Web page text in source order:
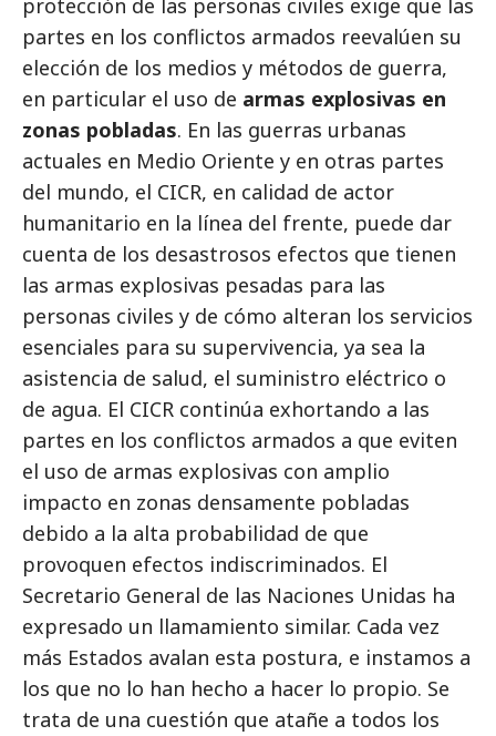
protección de las personas civiles exige que las
partes en los conflictos armados reevalúen su
elección de los medios y métodos de guerra,
en particular el uso de armas explosivas en
zonas pobladas. En las guerras urbanas
actuales en Medio Oriente y en otras partes
del mundo, el CICR, en calidad de actor
humanitario en la línea del frente, puede dar
cuenta de los desastrosos efectos que tienen
las armas explosivas pesadas para las
personas civiles y de cómo alteran los servicios
esenciales para su supervivencia, ya sea la
asistencia de salud, el suministro eléctrico o
de agua. El CICR continúa exhortando a las
partes en los conflictos armados a que eviten
el uso de armas explosivas con amplio
impacto en zonas densamente pobladas
debido a la alta probabilidad de que
provoquen efectos indiscriminados. El
Secretario General de las Naciones Unidas ha
expresado un llamamiento similar. Cada vez
más Estados avalan esta postura, e instamos a
los que no lo han hecho a hacer lo propio. Se
trata de una cuestión que atañe a todos los